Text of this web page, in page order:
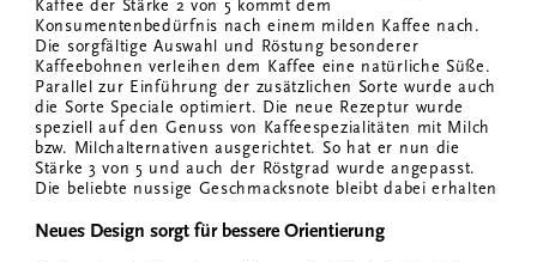
Kaffee der Stärke 2 von 5 kommt dem
Konsumentenbedürfnis nach einem milden Kaffee nach.
Die sorgfältige Auswahl und Röstung besonderer
Kaffeebohnen verleihen dem Kaffee eine natürliche Süße.
Parallel zur Einführung der zusätzlichen Sorte wurde auch
die Sorte Speciale optimiert. Die neue Rezeptur wurde
speziell auf den Genuss von Kaffeespezialitäten mit Milch
bzw. Milchalternativen ausgerichtet. So hat er nun die
Stärke 3 von 5 und auch der Röstgrad wurde angepasst.
Die beliebte nussige Geschmacksnote bleibt dabei erhalten
Neues Design sorgt für bessere Orientierung